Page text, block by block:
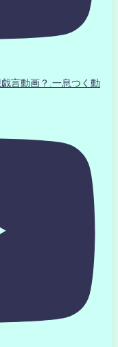
言動画？.一息つく動